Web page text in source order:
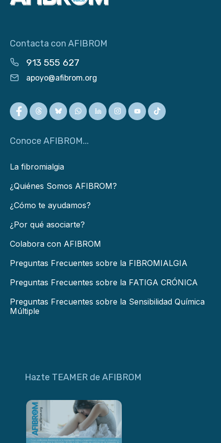
Contacta con AFIBROM
913 555 627
apoyo@afibrom.org
Conoce AFIBROM...
La fibromialgia
¿Quiénes Somos AFIBROM?
¿Cómo te ayudamos?
¿Por qué asociarte?
Colabora con AFIBROM
Preguntas Frecuentes sobre la FIBROMIALGIA
Preguntas Frecuentes sobre la FATIGA CRÓNICA
Preguntas Frecuentes sobre la Sensibilidad Química
Múltiple
Hazte TEAMER de AFIBROM